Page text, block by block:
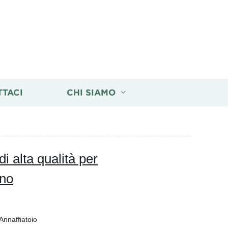
CHI SIAMO
alta qualità per